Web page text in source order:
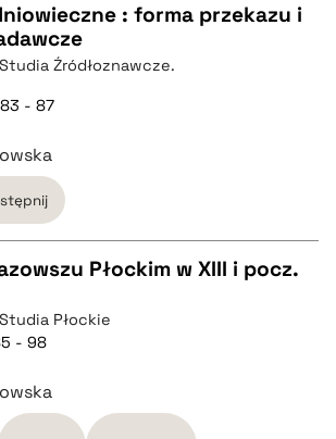
: forma przekazu i
Studia Źródłoznawcze.
- 87
Płockim w XIII i pocz.
Studia Płockie
- 98